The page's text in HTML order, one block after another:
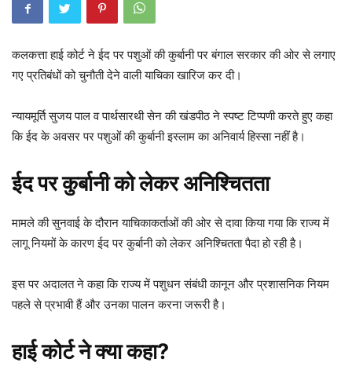
कलकत्ता हाई कोर्ट ने ईद पर पशुओं की कुर्बानी पर बंगाल सरकार की ओर से लगाए
गए प्रतिबंधों को चुनौती देने वाली याचिका खारिज कर दी।
न्यायमूर्ति सुजय पाल व पार्थसारथी सेन की खंडपीठ ने स्पष्ट टिप्पणी करते हुए कहा
कि ईद के अवसर पर पशुओं की कुर्बानी इस्लाम का अनिवार्य हिस्सा नहीं है।
ईद पर कुर्बानी को लेकर अनिश्चितता
मामले की सुनवाई के दौरान याचिकाकर्ताओं की ओर से दावा किया गया कि राज्य में
लागू नियमों के कारण ईद पर कुर्बानी को लेकर अनिश्चितता पैदा हो रही है।
इस पर अदालत ने कहा कि राज्य में पशुधन संबंधी कानून और प्रशासनिक नियम
पहले से प्रभावी हैं और उनका पालन करना जरूरी है।
हाई कोर्ट ने क्या कहा?